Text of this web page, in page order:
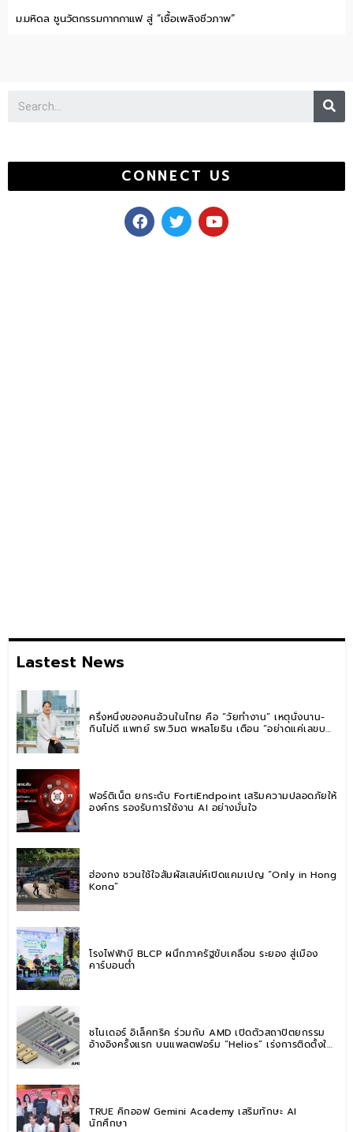
ม.มหิดล ชูนวัตกรรมกากกาแฟ สู่ “เชื้อเพลิงชีวภาพ”
CONNECT US
F
a
c
T
w
i
Y
o
u
Lastest News
ครึ่งหนึ่งของคนอ้วนในไทย คือ “วัยทำงาน” เหตุนั่งนาน-
กินไม่ดี แพทย์ รพ.วิมุต พหลโยธิน เตือน “อย่าดูแค่เลขบน
ฟอร์ติเน็ต ยกระดับ FortiEndpoint เสริมความปลอดภัยให้
องค์กร รองรับการใช้งาน AI อย่างมั่นใจ
ฮ่องกง ชวนใช้ใจสัมผัสเสน่ห์เปิดแคมเปญ “Only in Hong
Kong”
โรงไฟฟ้าบี BLCP ผนึกภาครัฐขับเคลื่อน ระยอง สู่เมือง
คาร์บอนต่ำ
ชไนเดอร์ อิเล็คทริค ร่วมกับ AMD เปิดตัวสถาปัตยกรรม
อ้างอิงครั้งแรก บนแพลตฟอร์ม “Helios” เร่งการติดตั้งใช้
TRUE คิกออฟ Gemini Academy เสริมทักษะ AI
นักศึกษา